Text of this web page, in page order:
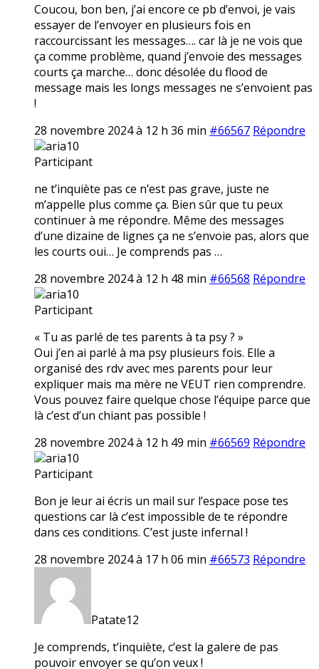
Coucou, bon ben, j’ai encore ce pb d’envoi, je vais
essayer de l’envoyer en plusieurs fois en
raccourcissant les messages…. car là je ne vois que
ça comme problème, quand j’envoie des messages
courts ça marche… donc désolée du flood de
message mais les longs messages ne s’envoient pas
!
28 novembre 2024 à 12 h 36 min #66567 Répondre
aria10
Participant
ne t’inquiète pas ce n’est pas grave, juste ne
m’appelle plus comme ça. Bien sûr que tu peux
continuer à me répondre. Même des messages
d’une dizaine de lignes ça ne s’envoie pas, alors que
les courts oui… Je comprends pas …
28 novembre 2024 à 12 h 48 min #66568 Répondre
aria10
Participant
« Tu as parlé de tes parents à ta psy ? »
Oui j’en ai parlé à ma psy plusieurs fois. Elle a
organisé des rdv avec mes parents pour leur
expliquer mais ma mère ne VEUT rien comprendre.
Vous pouvez faire quelque chose l’équipe parce que
là c’est d’un chiant pas possible !
28 novembre 2024 à 12 h 49 min #66569 Répondre
aria10
Participant
Bon je leur ai écris un mail sur l’espace pose tes
questions car là c’est impossible de te répondre
dans ces conditions. C’est juste infernal !
28 novembre 2024 à 17 h 06 min #66573 Répondre
Patate12
Je comprends, t’inquiète, c’est la galere de pas
pouvoir envoyer se qu’on veux !